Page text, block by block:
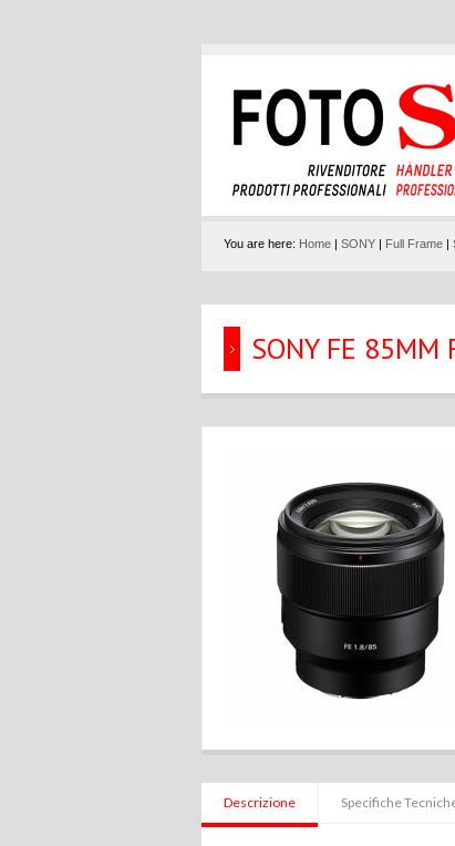
You are here: Home | SONY | Full Frame |
SONY FE 85MM
Descrizione Specifiche